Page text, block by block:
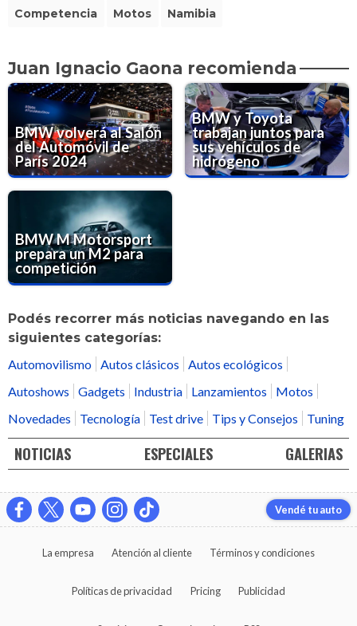
Competencia Motos Namibia
Juan Ignacio Gaona recomienda
BMW volverá al Salón
del Automóvil de
París 2024
BMW y Toyota
trabajan juntos para
sus vehículos de
hidrógeno
BMW M Motorsport
prepara un M2 para
competición
Podés recorrer más noticias navegando en las
siguientes categorías:
Automovilismo
Autos clásicos
Autos ecológicos
Autoshows
Gadgets Industria Lanzamientos
Motos
Novedades
Tecnología Test drive Tips y Consejos Tuning
NOTICIAS ESPECIALES GALERIAS
Vendé tu auto
La empresa Atención al cliente Términos y condiciones
Políticas de privacidad Pricing Publicidad